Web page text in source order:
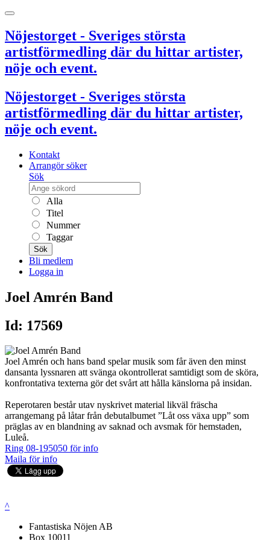
Nöjestorget - Sveriges största
artistförmedling där du hittar artister,
nöje och event.
Nöjestorget - Sveriges största
artistförmedling där du hittar artister,
nöje och event.
Kontakt
Arrangör söker
Sök
Alla
Titel
Nummer
Taggar
Sök
Bli medlem
Logga in
Joel Amrén Band
Id: 17569
Joel Amrén och hans band spelar musik som får även den minst
dansanta lyssnaren att svänga okontrollerat samtidigt som de sköra,
konfrontativa texterna gör det svårt att hålla känslorna på insidan.
Reperotaren består utav nyskrivet material likväl fräscha
arrangemang på låtar från debutalbumet ”Låt oss växa upp” som
präglas av en blandning av saknad och avsmak för hemstaden,
Luleå.
Ring 08-195050 för info
Maila för info
^
Fantastiska Nöjen AB
Box 10011